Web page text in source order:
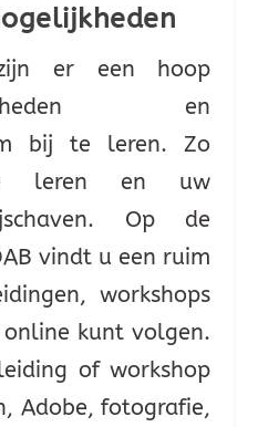
er een hoop
en
bij te leren. Zo
leren en uw
Op de
vindt u een ruim
workshops
kunt volgen.
of workshop
Adobe, fotografie,